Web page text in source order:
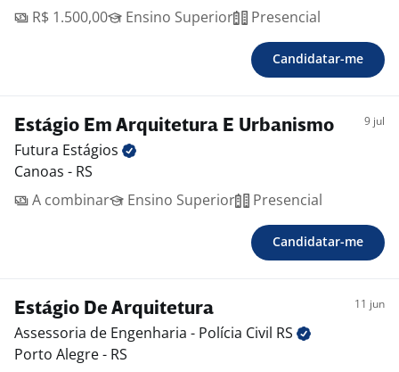
R$ 1.500,00
Ensino Superior Presencial
Candidatar-me
Estágio Em Arquitetura E Urbanismo 9 jul
Futura Estágios
Canoas - RS
A combinar
Ensino Superior Presencial
Candidatar-me
Estágio De Arquitetura 11 jun
Assessoria de Engenharia - Polícia Civil RS
Porto Alegre - RS